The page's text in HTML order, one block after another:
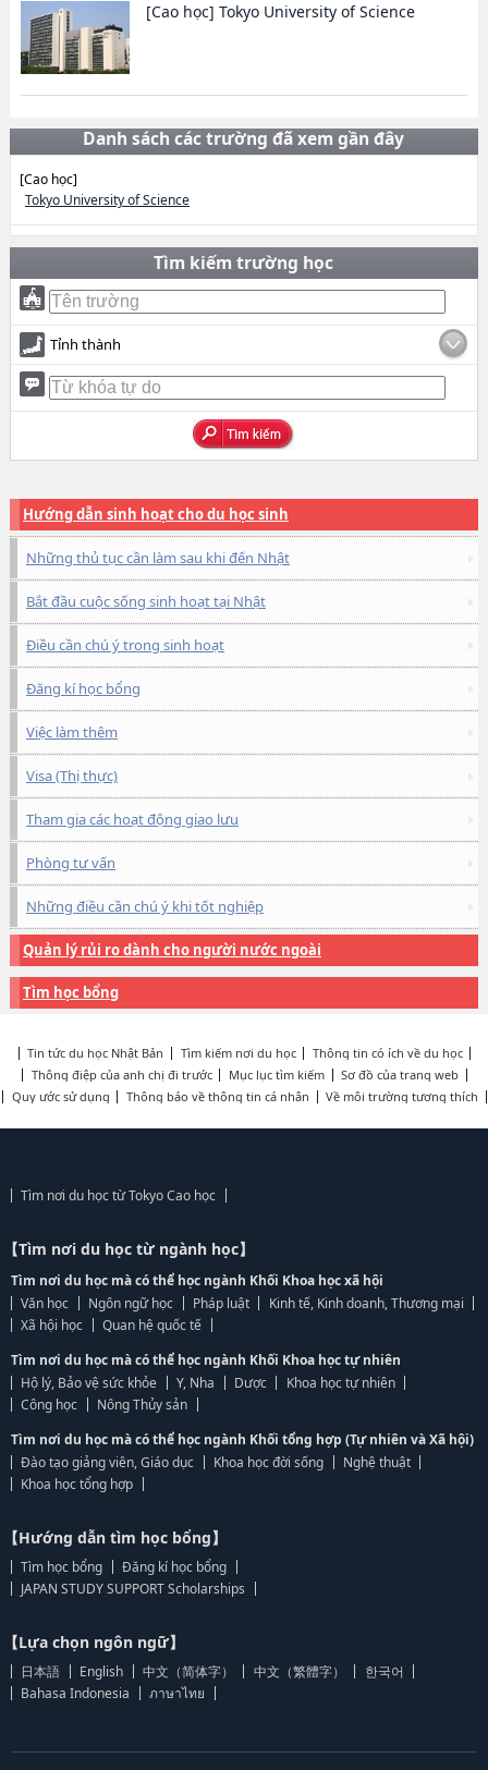
[Cao học] Tokyo University of Science
Danh sách các trường đã xem gần đây
[Cao học]
Tokyo University of Science
Tìm kiếm trường học
Tỉnh thành
Hướng dẫn sinh hoạt cho du học sinh
Những thủ tục cần làm sau khi đến Nhật
Bắt đầu cuộc sống sinh hoạt tại Nhật
Điều cần chú ý trong sinh hoạt
Đăng kí học bổng
Việc làm thêm
Visa (Thị thực)
Tham gia các hoạt động giao lưu
Phòng tư vấn
Những điều cần chú ý khi tốt nghiệp
Quản lý rủi ro dành cho người nước ngoài
Tìm học bổng
Tin tức du học Nhật Bản Tìm kiếm nơi du học
Thông tin có ích về du học
Thông điệp của anh chị đi trước
Mục lục tìm kiếm
Sơ đồ của trang web
Quy ước sử dụng
Thông báo về thông tin cá nhân Về môi trường tương thích
Tìm nơi du học từ Tokyo Cao học
【Tìm nơi du học từ ngành học】
Tìm nơi du học mà có thể học ngành Khối Khoa học xã hội
Văn học
Ngôn ngữ học Pháp luật
Kinh tế, Kinh doanh, Thương mại
Xã hội học
Quan hệ quốc tế
Tìm nơi du học mà có thể học ngành Khối Khoa học tự nhiên
Hộ lý, Bảo vệ sức khỏe
Y, Nha Dược
Khoa học tự nhiên
Công học
Nông Thủy sản
Tìm nơi du học mà có thể học ngành Khối tổng hợp (Tự nhiên và Xã hội)
Đào tạo giảng viên, Giáo dục
Khoa học đời sống
Nghệ thuật
Khoa học tổng hợp
【Hướng dẫn tìm học bổng】
Tìm học bổng
Đăng kí học bổng
JAPAN STUDY SUPPORT Scholarships
【Lựa chọn ngôn ngữ】
日本語 English 中文（简体字） 中文（繁體字）
한국어
Bahasa Indonesia
ภาษาไทย